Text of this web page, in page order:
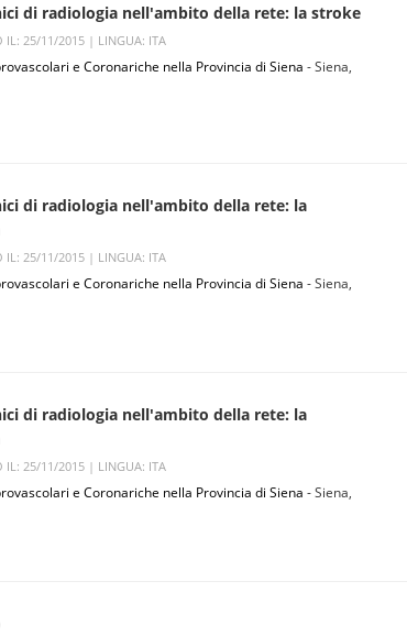
di radiologia nell'ambito della rete: la stroke
IL: 25/11/2015 | LINGUA: ITA
e Coronariche nella Provincia di Siena - Siena,
di radiologia nell'ambito della rete: la
IL: 25/11/2015 | LINGUA: ITA
e Coronariche nella Provincia di Siena - Siena,
di radiologia nell'ambito della rete: la
IL: 25/11/2015 | LINGUA: ITA
e Coronariche nella Provincia di Siena - Siena,